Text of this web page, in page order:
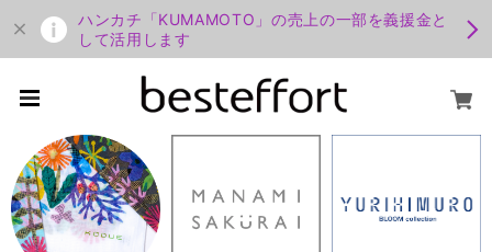
ハンカチ「KUMAMOTO」の売上の一部を義援金と
して活用します